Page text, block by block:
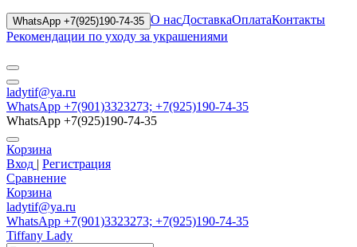
WhatsApp +7(925)190-74-35 О насДоставкаОплатаКонтакты
Рекомендации по уходу за украшениями
ladytif@ya.ru
WhatsApp +7(901)3323273; +7(925)190-74-35
WhatsApp +7(925)190-74-35
Корзина
Вход | Регистрация
Сравнение
Корзина
ladytif@ya.ru
WhatsApp +7(901)3323273; +7(925)190-74-35
Tiffany Lady